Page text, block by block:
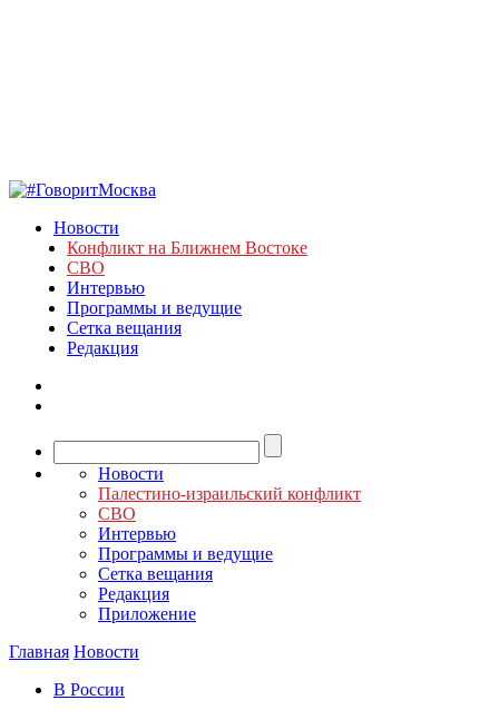
Новости
Конфликт на Ближнем Востоке
СВО
Интервью
Программы и ведущие
Сетка вещания
Редакция
Новости
Палестино-израильский конфликт
СВО
Интервью
Программы и ведущие
Сетка вещания
Редакция
Приложение
Главная Новости
В России